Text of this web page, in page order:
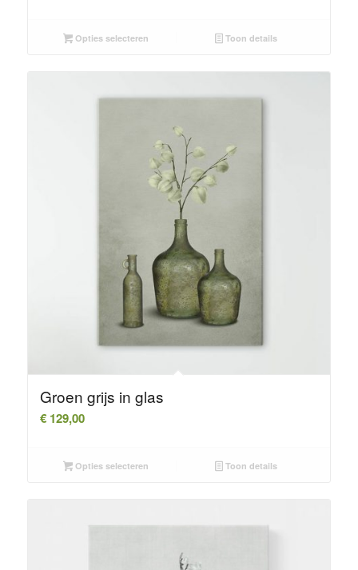
Opties selecteren Toon details
Groen grijs in glas
€129,00
Opties selecteren Toon details